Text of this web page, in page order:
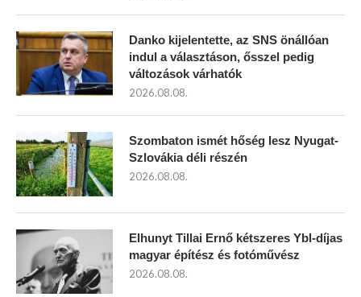
Danko kijelentette, az SNS önállóan
indul a választáson, ősszel pedig
változások várhatók
2026.08.08.
Szombaton ismét hőség lesz Nyugat-
Szlovákia déli részén
2026.08.08.
Elhunyt Tillai Ernő kétszeres Ybl-díjas
magyar építész és fotóművész
2026.08.08.